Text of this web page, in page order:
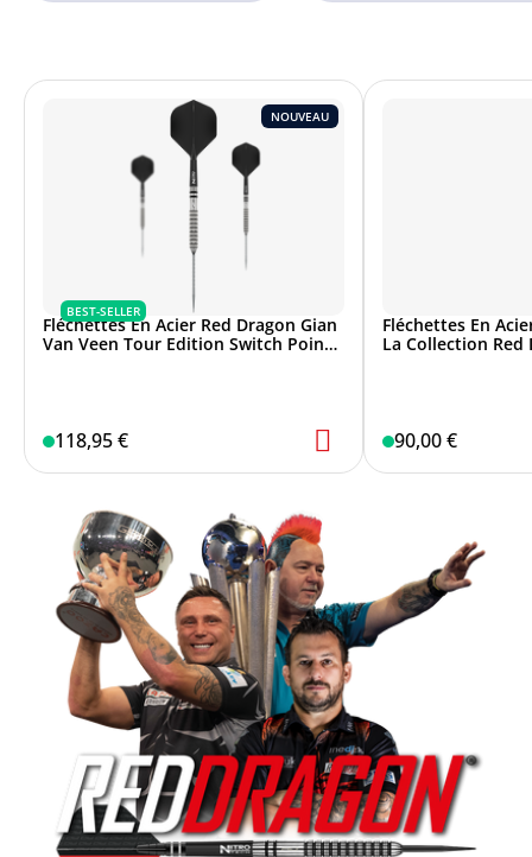
NOUVEAU
BEST-SELLER
Fléchettes En Acier Red Dragon Gian
Van Veen Tour Edition Switch Point -
118,95 €
Fléchettes En
La Collection Red
90,00 €